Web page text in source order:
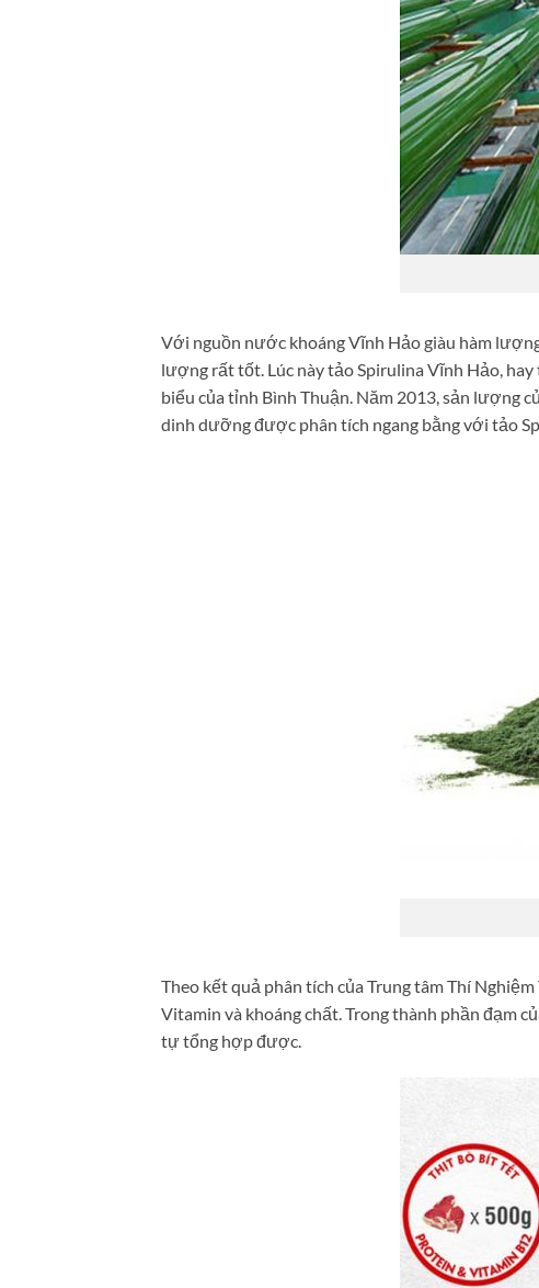
Với nguồn nước khoáng Vĩnh Hảo giàu hàm
lượng rất tốt. Lúc này tảo Spirulina Vĩnh Hảo,
biểu của tỉnh Bình Thuận. Năm 2013, sản lượng
dinh dưỡng được phân tích ngang bằng với tảo
Theo kết quả phân tích của Trung tâm Thí
Vitamin và khoáng chất. Trong thành phần đạm
tự tổng hợp được.